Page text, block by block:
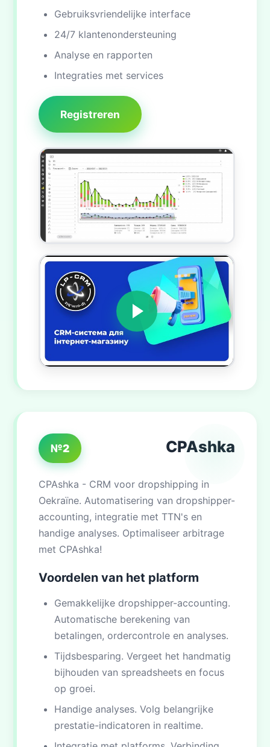
Gebruiksvriendelijke interface
24/7 klantenondersteuning
Analyse en rapporten
Integraties met services
Registreren
№2 CPAshka
CPAshka - CRM voor dropshipping in
Oekraïne. Automatisering van dropshipper-
accounting, integratie met TTN's en
handige analyses. Optimaliseer arbitrage
met CPAshka!
Voordelen van het platform
Gemakkelijke dropshipper-accounting.
Automatische berekening van
betalingen, ordercontrole en analyses.
Tijdsbesparing. Vergeet het handmatig
bijhouden van spreadsheets en focus
op groei.
Handige analyses. Volg belangrijke
prestatie-indicatoren in realtime.